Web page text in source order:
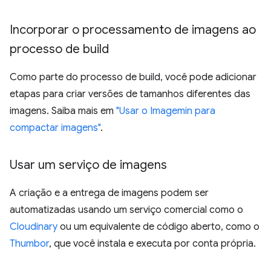
Incorporar o processamento de imagens ao
processo de build
Como parte do processo de build, você pode adicionar
etapas para criar versões de tamanhos diferentes das
imagens. Saiba mais em "Usar o Imagemin para
compactar imagens".
Usar um serviço de imagens
A criação e a entrega de imagens podem ser
automatizadas usando um serviço comercial como o
Cloudinary ou um equivalente de código aberto, como o
Thumbor, que você instala e executa por conta própria.